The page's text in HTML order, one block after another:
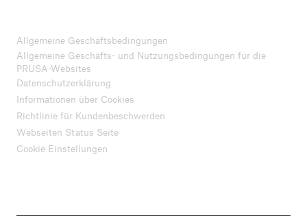
Allgemeine Geschäftsbedingungen
Allgemeine Geschäfts- und Nutzungsbedingungen für die
PRUSA-Websites
Datenschutzerklärung
Informationen über Cookies
Richtlinie für Kundenbeschwerden
Webseiten Status Seite
Cookie Einstellungen